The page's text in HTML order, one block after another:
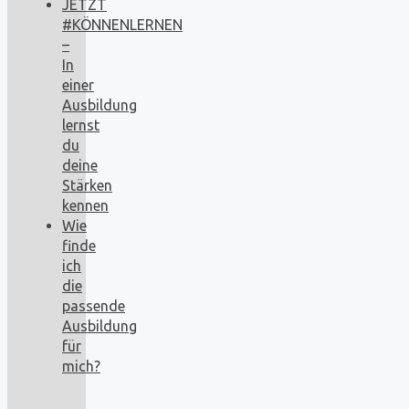
JETZT
#KÖNNENLERNEN
–
In
einer
Ausbildung
lernst
du
deine
Stärken
kennen
Wie
finde
ich
die
passende
Ausbildung
für
mich?